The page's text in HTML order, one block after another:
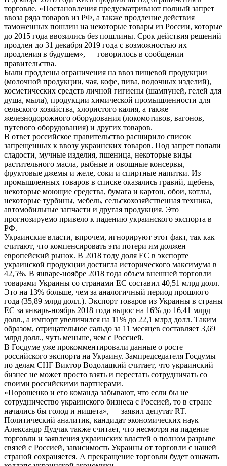
торговле. «Постановления предусматривают полный запрет
ввоза ряда товаров из РФ, а также продление действия
таможенных пошлин на некоторые товары из России, которые
до 2015 года ввозились без пошлины. Срок действия решений
продлен до 31 декабря 2019 года с возможностью их
продления в будущем», — говорилось в сообщении
правительства.
Были продлены ограничения на ввоз пищевой продукции
(молочной продукции, чая, кофе, пива, водочных изделий),
косметических средств личной гигиены (шампуней, гелей для
душа, мыла), продукции химической промышленности для
сельского хозяйства, хлористого калия, а также
железнодорожного оборудования (локомотивов, вагонов,
путевого оборудования) и других товаров.
В ответ российское правительство расширило список
запрещенных к ввозу украинских товаров. Под запрет попали
сладости, мучные изделия, пшеница, некоторые виды
растительного масла, рыбные и овощные консервы,
фруктовые джемы и желе, соки и спиртные напитки. Из
промышленных товаров в списке оказались гравий, щебень,
некоторые моющие средства, бумага и картон, обои, котлы,
некоторые турбины, мебель, сельскохозяйственная техника,
автомобильные запчасти и другая продукция. Это
прогнозируемо привело к падению украинского экспорта в
РФ.
Украинские власти, впрочем, игнорируют этот факт, так как
считают, что компенсировать эти потери им должен
европейский рынок. В 2018 году доля ЕС в экспорте
украинской продукции достигла исторического максимума в
42,5%. В январе-ноябре 2018 года объем внешней торговли
товарами Украины со странами ЕС составил 40,51 млрд долл.
Это на 13% больше, чем за аналогичный период прошлого
года (35,89 млрд долл.). Экспорт товаров из Украины в страны
ЕС за январь-ноябрь 2018 года вырос на 16% до 16,41 млрд
долл., а импорт увеличился на 11% до 22,1 млрд долл. Таким
образом, отрицательное сальдо за 11 месяцев составляет 3,69
млрд долл., чуть меньше, чем с Россией.
В Госдуме уже прокомментировали данные о росте
российского экспорта на Украину. Зампредседателя Госдумы
по делам СНГ Виктор Водолацкий считает, что украинский
бизнес не может просто взять и перестать сотрудничать со
своими российскими партнерами.
«Порошенко и его команда забывают, что если бы не
сотрудничество украинского бизнеса с Россией, то в стране
начались бы голод и нищета», — заявил депутат RT.
Политический аналитик, кандидат экономических наук
Александр Дудчак также считает, что несмотря на падение
торговли и заявления украинских властей о полном разрыве
связей с Россией, зависимость Украины от торговли с нашей
страной сохраняется. А прекращение торговли будет означать